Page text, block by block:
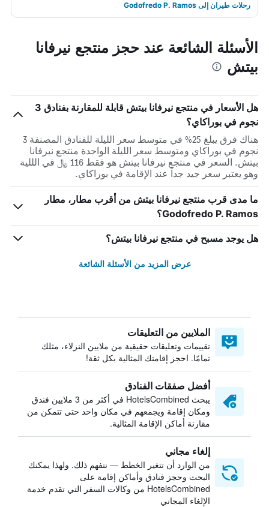
رحلات طيران إلى Godofredo P. Ramos
الأسئلة الشائعة عند حجز منتجع نيرفانا
بيتش
هل الأسعار في منتجع نيرفانا بيتش قابلة للمقارنة بفنادق 3
نجوم في بوراكاي؟
هناك فرق يبلغ 25% في متوسط ​​سعر الليلة للفنادق المصنفة 3
نجوم في بوراكاي ومتوسط ​​سعر الليلة الواحدة منتجع نيرفانا
بيتش. السعر في منتجع نيرفانا بيتش هو فقط 116 ﷼ في الللية
وهو يعتبر سعر جيد جداً عند الإقامة في بوراكاي.
ما مدى قرب منتجع نيرفانا بيتش من أقرب مطار، مطار
Godofredo P. Ramos؟
هل يوجد مسبح في منتجع نيرفانا بيتش؟
عرض المزيد من الأسئلة الشائعة
الملايين من التعليقات
تقييمات وتعليقات حقيقية من ملايين النزلاء، مثلك
تمامًا. احجز إقامتك المثالية بكل ثقة!
أفضل صفقات الفنادق
يبحث HotelsCombined في أكثر من 3 ملايين فندق
ومكان إقامة ويجمعهم في مكان واحد حتى تتمكن من
مقارنة أماكن الإقامة المثالية.
إلغاء مجاني
من الوارد أن تتغير الخطط — نتفهم ذلك. ولهذا يمكنك
البحث وحجز فنادق وأماكن إقامة على
HotelsCombined من وكالات السفر التي تقدم خدمة
الإلغاء المجاني